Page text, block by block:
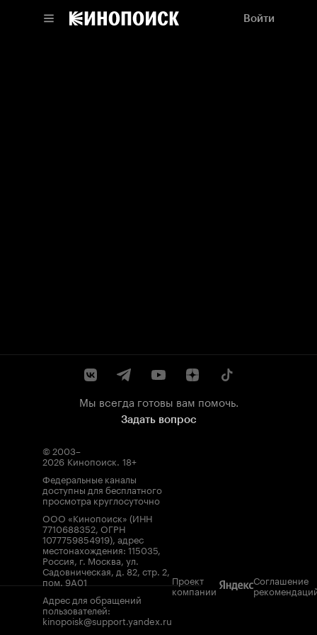
Войти
Мы всегда готовы вам помочь.
Задать вопрос
© 2003–
2026 Кинопоиск. 18+
Федеральные каналы
доступны для бесплатного
просмотра круглосуточно
ООО «Кинопоиск» (ИНН
7710688352, ОГРН
1077759854919), адрес
местонахождения: 115035,
Россия, г. Москва, ул.
Садовническая, д. 82, стр. 2,
пом. 9А01
Адрес для обращений
пользователей:
kinopoisk@support.yandex.ru
Проект
компании
Соглашение